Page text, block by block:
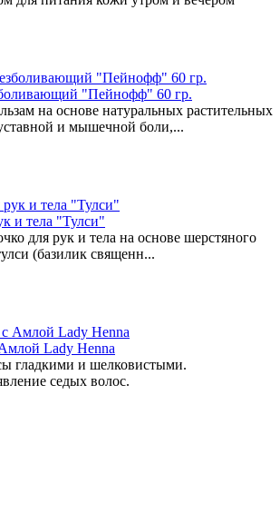
"Пейнофф" 60 гр.
на основе натуральных растительных
и мышечной боли,...
и тела "Тулси"
для рук и тела на основе шерстяного
(базилик священн...
Lady Henna
гладкими и шелковистыми.
седых волос.